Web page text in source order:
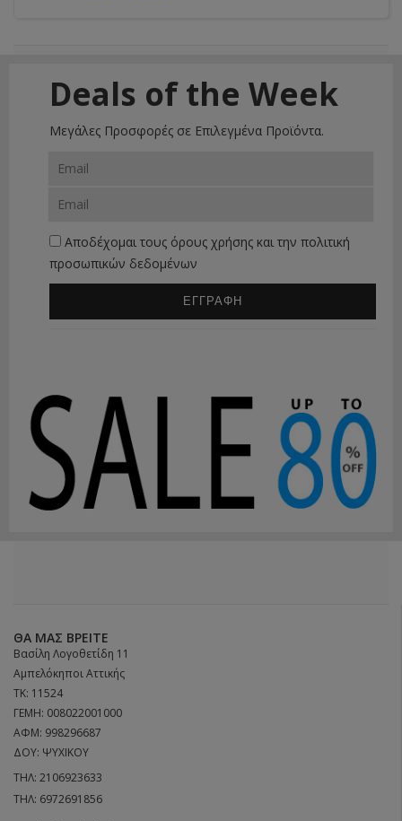
Deals of the Week
Μεγάλες Προσφορές σε Επιλεγμένα Προϊόντα.
Αποδέχομαι τους όρους χρήσης και την πολιτική
προσωπικών δεδομένων
ΕΓΓΡΑΦΗ
ΘΑ ΜΑΣ ΒΡΕΊΤΕ
Βασίλη Λογοθετίδη 11
Αμπελόκηποι Αττικής
ΤΚ: 11524
ΓΕΜΗ: 008022001000
ΑΦΜ: 998296687
ΔΟΥ: ΨΥΧΙΚΟΥ
ΤΗΛ: 2106923633
ΤΗΛ: 6972691856